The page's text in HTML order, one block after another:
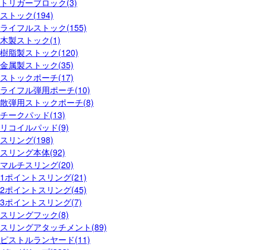
トリガーブロック(3)
ストック(194)
ライフルストック(155)
木製ストック(1)
樹脂製ストック(120)
金属製ストック(35)
ストックポーチ(17)
ライフル弾用ポーチ(10)
散弾用ストックポーチ(8)
チークパッド(13)
リコイルパッド(9)
スリング(198)
スリング本体(92)
マルチスリング(20)
1ポイントスリング(21)
2ポイントスリング(45)
3ポイントスリング(7)
スリングフック(8)
スリングアタッチメント(89)
ピストルランヤード(11)